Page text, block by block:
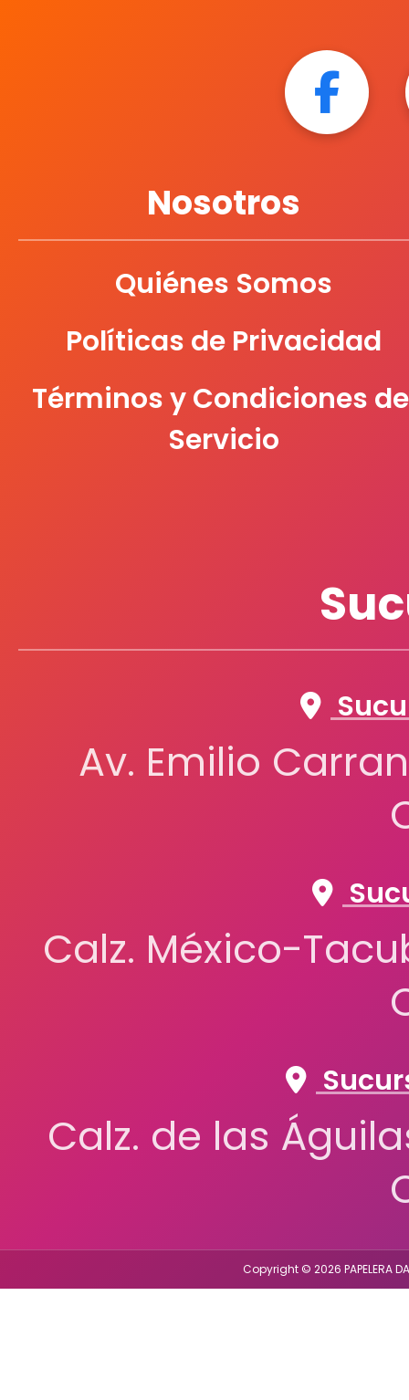
PASCUA
PELIKAN
PRINTAFORM
SCRIBE
SUPRA
Nosotros
Quiénes Somos
Políticas de Privacidad
Términos y Condiciones
Servicio
Av. Emilio
Calz. México-
Calz. de las
Copyright © 2026 PAPELERA